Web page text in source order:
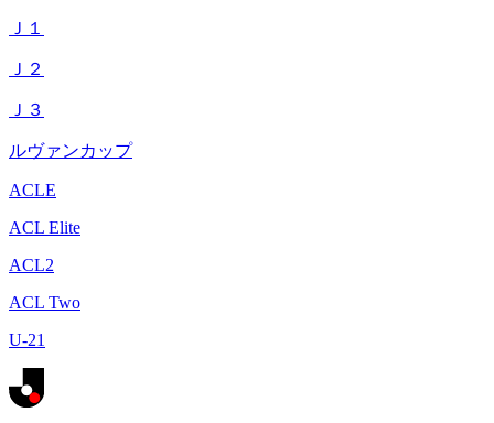
Ｊ１
Ｊ２
Ｊ３
ルヴァンカップ
ACLE
ACL Elite
ACL2
ACL Two
U-21